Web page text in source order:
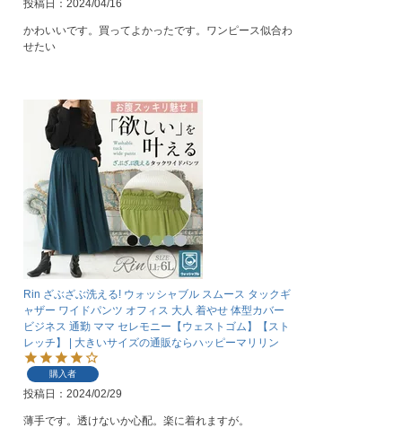
投稿日 2024/04/16
かわいいです。買ってよかったです。ワンピース似合わ
せたい
Rin ざぶざぶ洗える! ウォッシャブル スムース タックギ
ャザー ワイドパンツ オフィス 大人 着やせ 体型カバー
ビジネス 通勤 ママ セレモニー【ウェストゴム】【スト
レッチ】 | 大きいサイズの通販ならハッピーマリリン
購入者
投稿日 2024/02/29
薄手です。透けないか心配。楽に着れますが。